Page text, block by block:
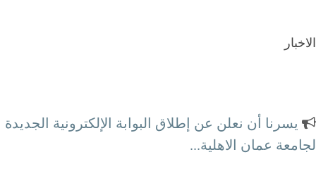
الاخبار
يسرنا أن نعلن عن إطلاق البوابة الإلكترونية الجديدة
لجامعة عمان الاهلية...